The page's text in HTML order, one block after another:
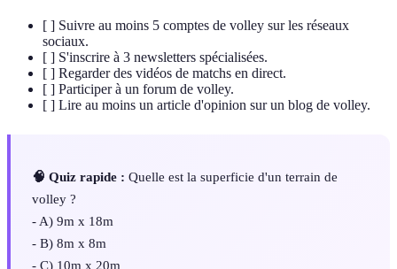
[ ] Suivre au moins 5 comptes de volley sur les réseaux
sociaux.
[ ] S'inscrire à 3 newsletters spécialisées.
[ ] Regarder des vidéos de matchs en direct.
[ ] Participer à un forum de volley.
[ ] Lire au moins un article d'opinion sur un blog de volley.
🧠 Quiz rapide : Quelle est la superficie d'un terrain de
volley ?
- A) 9m x 18m
- B) 8m x 8m
- C) 10m x 20m